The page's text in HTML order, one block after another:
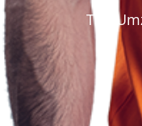
Top